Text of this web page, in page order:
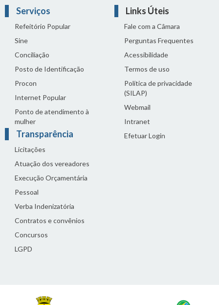
Serviços
Refeitório Popular
Sine
Conciliação
Posto de Identificação
Procon
Internet Popular
Ponto de atendimento à
mulher
Transparência
Licitações
Atuação dos vereadores
Execução Orçamentária
Pessoal
Verba Indenizatória
Contratos e convênios
Concursos
LGPD
Links Úteis
Fale com a Câmara
Perguntas Frequentes
Acessibilidade
Termos de uso
Política de privacidade
(SILAP)
Webmail
Intranet
Efetuar Login